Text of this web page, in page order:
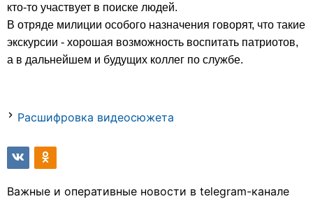
кто-то участвует в поиске людей.
В отряде милиции особого назначения говорят, что такие
экскурсии - хорошая возможность воспитать патриотов,
а в дальнейшем и будущих коллег по службе.
Расшифровка видеосюжета
Важные и оперативные новости в telegram-канале